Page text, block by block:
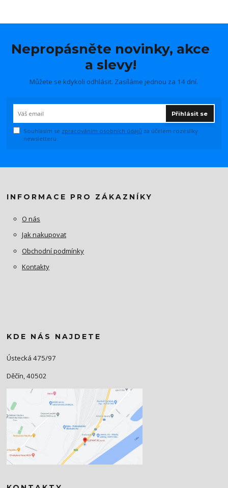
Nepropásněte novinky, akce
a slevy!
Můžete se kdykoli odhlásit. Zasíláme jednou za 14 dní.
Přihlásit se
Souhlasím se zpracováním osobních údajů za účelem rozesílky
newsletteru.
INFORMACE PRO ZÁKAZNÍKY
O nás
Jak nakupovat
Obchodní podmínky
Kontakty
KDE NÁS NAJDETE
Ústecká 475/97
Děčín, 40502